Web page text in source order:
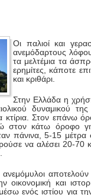
Οι παλιοί και
ανεμόδαρτους
τα μελτέμια τα
ερημίτες, κάποτε
και κριθάρι.
Στην Ελλάδα η
δυναμικού
κτίρια. Στον επάνω
στον κάτω όροφο
πάνινα, 5-15
να αλέσει 20-70
ανεμόμυλοι
οικονομική και
μέσω ενός ιστίου για